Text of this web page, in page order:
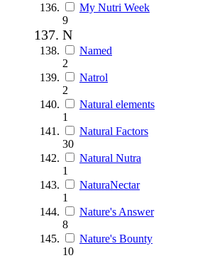
My Nutri Week
9
N
Named
2
Natrol
2
Natural elements
1
Natural Factors
30
Natural Nutra
1
NaturaNectar
1
Nature's Answer
8
Nature's Bounty
10